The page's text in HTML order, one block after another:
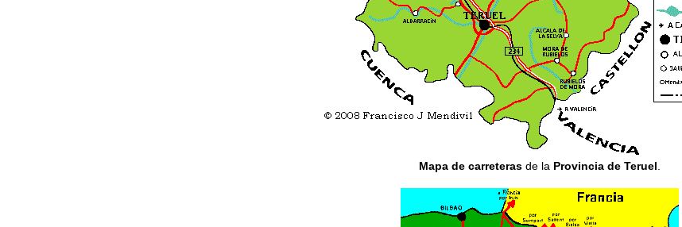
Mapa de carreteras de la Provincia de Teruel